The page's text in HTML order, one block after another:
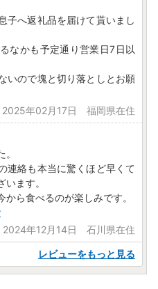
子へ返礼品を届けて貰いまし
なかも予定通り営業日7日以
いので塊と切り落としとお願
2025年02月17日 福岡県在住
連絡も本当に驚くほど早くて
ます。
ら食べるのが楽しみです。
2024年12月14日 石川県在住
レビューをもっと見る